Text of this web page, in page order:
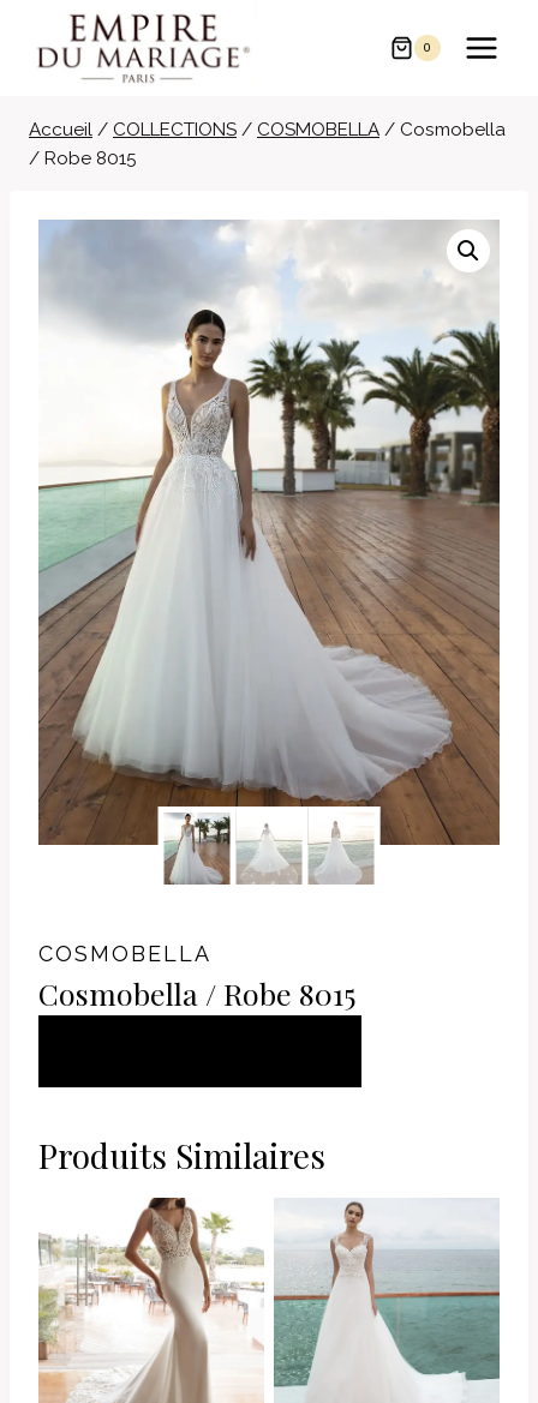
contenu
0
Accueil / COLLECTIONS / COSMOBELLA / Cosmobella
/ Robe 8015
COSMOBELLA
Cosmobella / Robe 8015
Produits Similaires